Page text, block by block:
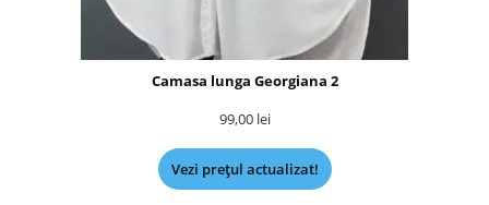
Camasa lunga Georgiana 2
99,00 lei
Vezi prețul actualizat!